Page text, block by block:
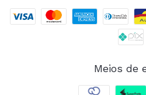
Meios de